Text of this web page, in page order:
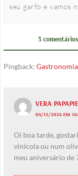
seu garfo e vamos
3
Pingback:
VERA
04/12/2024 EM
Oi boa tarde,
vinícola ou num
meu aniversário de